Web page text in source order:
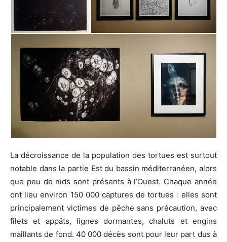
La décroissance de la population des tortues est surtout
notable dans la partie Est du bassin méditerranéen, alors
que peu de nids sont présents à l’Ouest. Chaque année
ont lieu environ 150 000 captures de tortues : elles sont
principalement victimes de pêche sans précaution, avec
filets et appâts, lignes dormantes, chaluts et engins
maillants de fond. 40 000 décès sont pour leur part dus à